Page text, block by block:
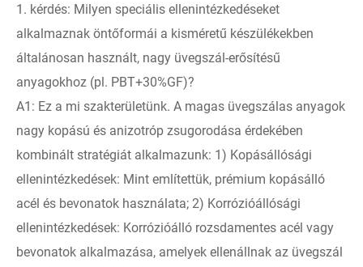
1. kérdés: Milyen speciális ellenintézkedéseket
alkalmaznak öntőformái a kisméretű készülékekben
általánosan használt, nagy üvegszál-erősítésű
anyagokhoz (pl. PBT+30%GF)?
A1: Ez a mi szakterületünk. A magas üvegszálas anyagok
nagy kopású és anizotróp zsugorodása érdekében
kombinált stratégiát alkalmazunk: 1) Kopásállósági
ellenintézkedések: Mint említettük, prémium kopásálló
acél és bevonatok használata; 2) Korrózióállósági
ellenintézkedések: Korrózióálló rozsdamentes acél vagy
bevonatok alkalmazása, amelyek ellenállnak az üvegszál